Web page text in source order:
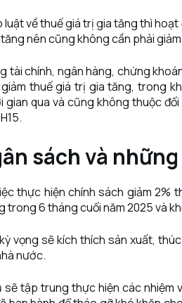
về thuế giá trị gia tăng thì
nên cũng không cần phải
tài chính, ngân hàng, chứng
thuế giá trị gia tăng, trong
qua và cũng không thuộc
sách và
thực hiện chính sách giảm 2%
6 tháng cuối năm 2025 và
vọng sẽ kích thích sản xuất,
nước.
tập trung thực hiện các nhiệm